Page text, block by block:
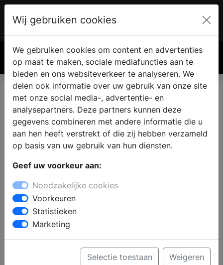
€ 0.00
Wij gebruiken cookies
We gebruiken cookies om content en advertenties
op maat te maken, sociale mediafuncties aan te
bieden en ons websiteverkeer te analyseren. We
delen ook informatie over uw gebruik van onze site
met onze social media-, advertentie- en
analysepartners. Deze partners kunnen deze
gegevens combineren met andere informatie die u
aan hen heeft verstrekt of die zij hebben verzameld
op basis van uw gebruik van hun diensten.
Geef uw voorkeur aan:
Noodzakelijke cookies
Voorkeuren
Statistieken
Marketing
Selectie toestaan Weigeren